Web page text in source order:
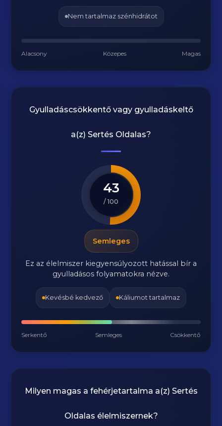
Nem tartalmaz szénhidrátot
Alacsony Közepes Magas
Gyulladáscsökkentő vagy gyulladáskeltő
a(z) Sertés Oldalas?
43
/ 100
Semleges
Ez az élelmiszer kiegyensúlyozott hatással bír a
gyulladásos folyamatokra nézve.
Kevésbé kedvező Káliumot tartalmaz
Serkentő Semleges Csökkentő
Milyen magas a fehérjetartalma a(z) Sertés
Oldalas élelmiszernek?